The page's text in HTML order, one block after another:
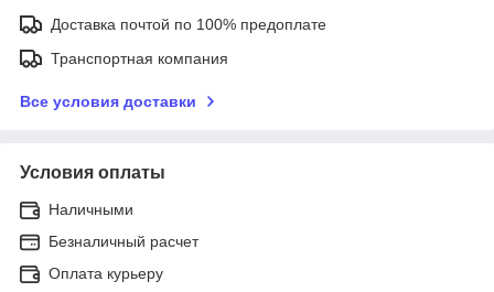
Доставка почтой по 100% предоплате
Транспортная компания
Все условия доставки
Условия оплаты
Наличными
Безналичный расчет
Оплата курьеру